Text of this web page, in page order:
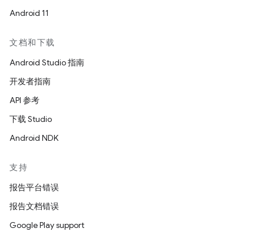
Android 11
文档和下载
Android Studio 指南
开发者指南
API 参考
下载 Studio
Android NDK
支持
报告平台错误
报告文档错误
Google Play support